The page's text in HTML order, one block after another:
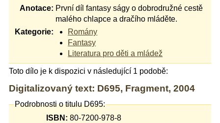
Anotace: První díl fantasy ságy o dobrodružné cestě
malého chlapce a dračího mláděte.
Kategorie:
Romány
Fantasy
Literatura pro děti a mládež
Toto dílo je k dispozici v následující 1 podobě:
Digitalizovaný text: D695, Fragment, 2004
Podrobnosti o titulu D695:
ISBN: 80-7200-978-8